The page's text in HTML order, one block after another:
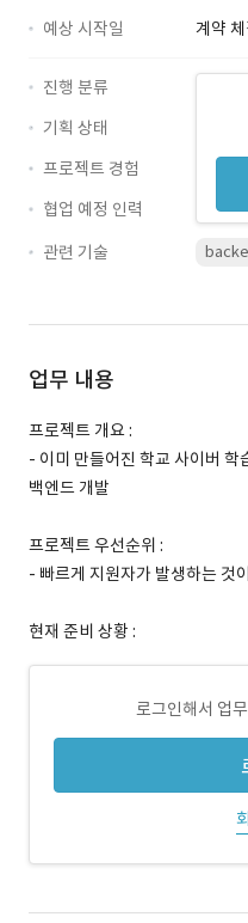
예상 시작일
계약
진행 분류
기획 상태
프로젝트 경험
협업 예정 인력
관련 기술
업무 내용
프로젝트 개요 :
- 이미 만들어진 학교 사이버 학
백엔드 개발
프로젝트 우선순위 :
- 빠르게 지원자가 발생하는 것
현재 준비 상황 :
로그인해서 업